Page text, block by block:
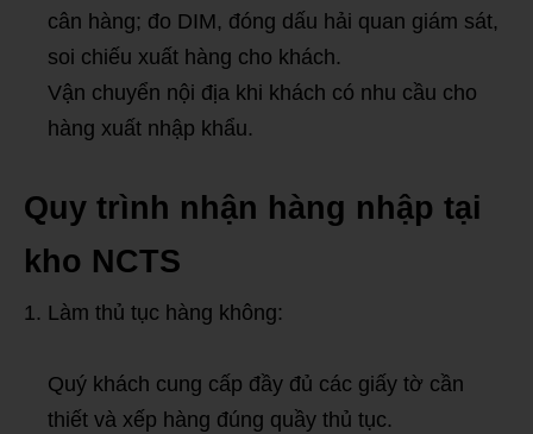
cân hàng; đo DIM, đóng dấu hải quan giám sát,
soi chiếu xuất hàng cho khách.
Vận chuyển nội địa khi khách có nhu cầu cho
hàng xuất nhập khẩu.
Quy trình nhận hàng nhập tại
kho NCTS
Làm thủ tục hàng không:
Quý khách cung cấp đầy đủ các giấy tờ cần
thiết và xếp hàng đúng quầy thủ tục.